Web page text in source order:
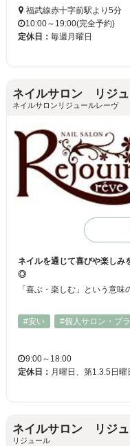
福武線赤十字前駅より5分
10:00～19:00(完全予約)
定休日： 毎週月曜日
ネイルサロン リジ
ネイルサロンリジュールレーヴ
ネイルを通じて喜びや楽しみ
◎
#安い
#個人サロン・プ
9:00～18:00
定休日： 月曜日、第1.3.5日曜
ネイルサロン リジ
リジュール